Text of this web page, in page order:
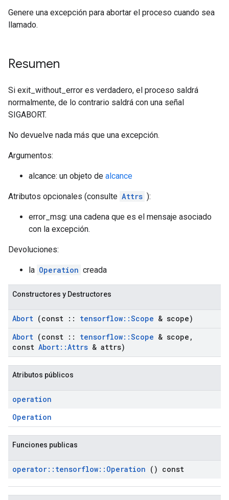
Genere una excepción para abortar el proceso cuando sea
llamado.
Resumen
Si exit_without_error es verdadero, el proceso saldrá
normalmente, de lo contrario saldrá con una señal
SIGABORT.
No devuelve nada más que una excepción.
Argumentos:
alcance: un objeto de alcance
Atributos opcionales (consulte Attrs ):
error_msg: una cadena que es el mensaje asociado
con la excepción.
Devoluciones:
la Operation creada
Constructores y Destructores
Abort (const :: tensorflow::Scope & scope)
Abort (const :: tensorflow::Scope & scope ,
const Abort::Attrs & attrs)
Atributos públicos
operation
Operation
Funciones publicas
operator:: tensorflow:: Operation () const